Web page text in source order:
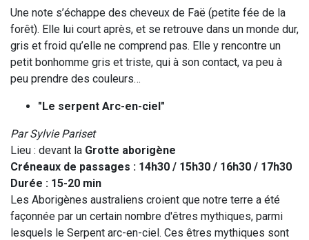
Une note s’échappe des cheveux de Faë (petite fée de la
forêt). Elle lui court après, et se retrouve dans un monde dur,
gris et froid qu’elle ne comprend pas. Elle y rencontre un
petit bonhomme gris et triste, qui à son contact, va peu à
peu prendre des couleurs…
"Le serpent Arc-en-ciel"
Par Sylvie Pariset
Lieu : devant la Grotte aborigène
Créneaux de passages : 14h30 / 15h30 / 16h30 / 17h30
Durée : 15-20 min
Les Aborigènes australiens croient que notre terre a été
façonnée par un certain nombre d'êtres mythiques, parmi
lesquels le Serpent arc-en-ciel. Ces êtres mythiques sont